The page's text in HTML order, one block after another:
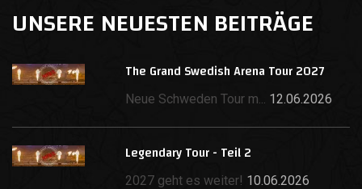
UNSERE NEUESTEN BEITRÄGE
The Grand Swedish Arena Tour 2027
Neue Schweden Tour m... 12.06.2026
Legendary Tour - Teil 2
2027 geht es weiter! 10.06.2026